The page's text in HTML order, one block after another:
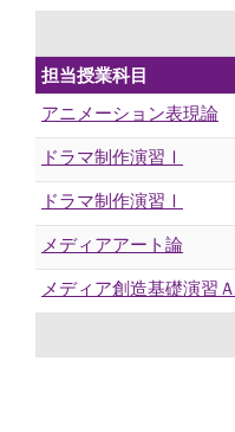
担当授業科目
アニメーション表現論
ドラマ制作演習Ⅰ
ドラマ制作演習Ⅰ
メディアアート論
メディア創造基礎演習Ａ